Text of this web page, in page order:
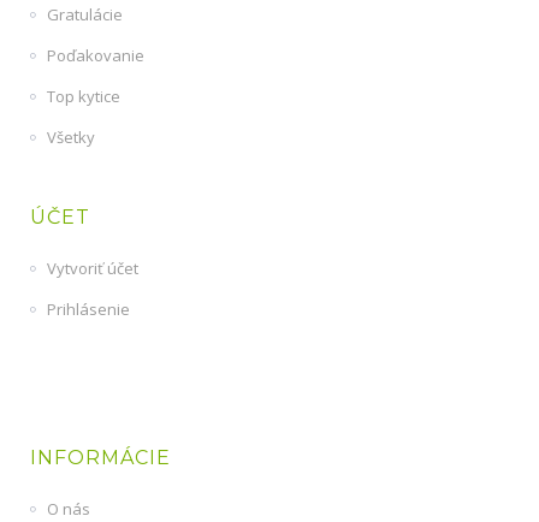
Gratulácie
Poďakovanie
Top kytice
Všetky
ÚČET
Vytvoriť účet
Prihlásenie
INFORMÁCIE
O nás